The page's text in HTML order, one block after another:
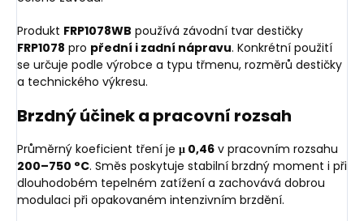
Produkt FRP1078WB používá závodní tvar destičky
FRP1078 pro přední i zadní nápravu. Konkrétní použití
se určuje podle výrobce a typu třmenu, rozměrů destičky
a technického výkresu.
Brzdný účinek a pracovní rozsah
Průměrný koeficient tření je μ 0,46 v pracovním rozsahu
200–750 °C. Směs poskytuje stabilní brzdný moment i při
dlouhodobém tepelném zatížení a zachovává dobrou
modulaci při opakovaném intenzivním brzdění.